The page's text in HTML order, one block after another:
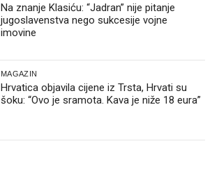
Na znanje Klasiću: “Jadran” nije pitanje
jugoslavenstva nego sukcesije vojne
imovine
MAGAZIN
Hrvatica objavila cijene iz Trsta, Hrvati su
šoku: “Ovo je sramota. Kava je niže 18 eura”